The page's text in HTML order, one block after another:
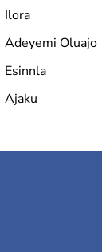
Ilora
Adeyemi Oluajo
Esinnla
Ajaku